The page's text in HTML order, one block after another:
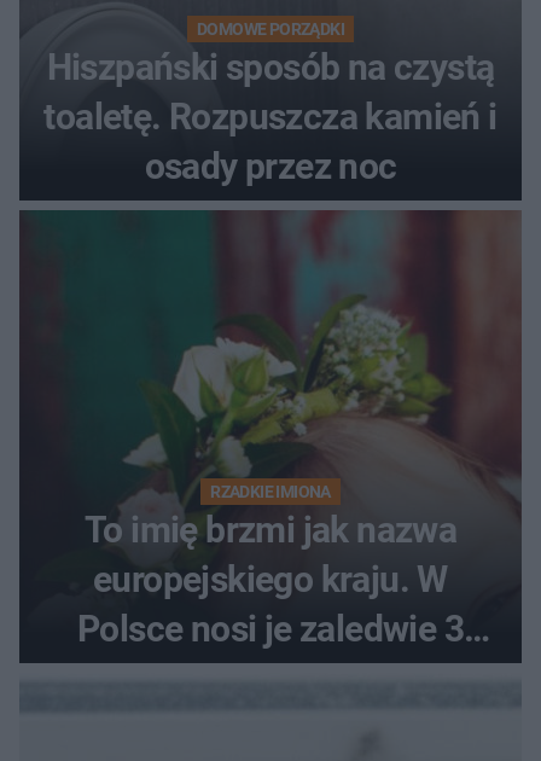
DOMOWE PORZĄDKI
Hiszpański sposób na czystą
toaletę. Rozpuszcza kamień i
osady przez noc
RZADKIE IMIONA
To imię brzmi jak nazwa
europejskiego kraju. W
Polsce nosi je zaledwie 3
kobiety